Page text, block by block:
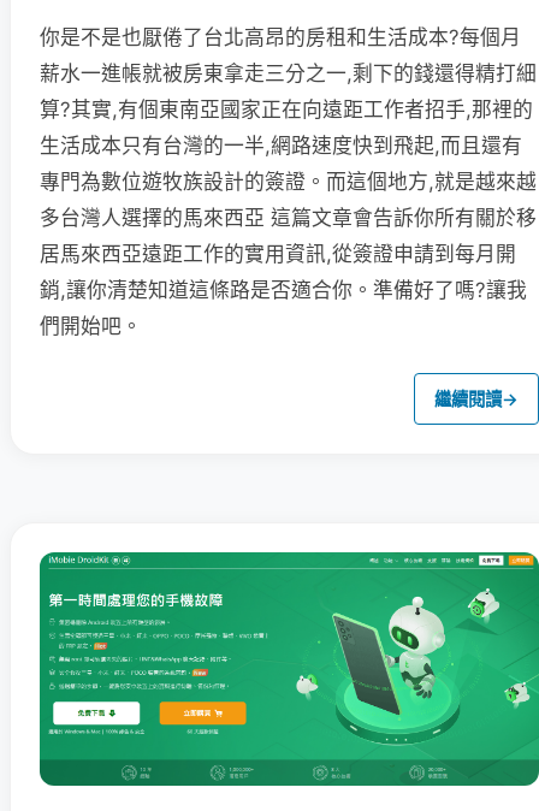
你是不是也厭倦了台北高昂的房租和生活成本?每個月
薪水一進帳就被房東拿走三分之一,剩下的錢還得精打細
算?其實,有個東南亞國家正在向遠距工作者招手,那裡的
生活成本只有台灣的一半,網路速度快到飛起,而且還有
專門為數位遊牧族設計的簽證。而這個地方,就是越來越
多台灣人選擇的馬來西亞 這篇文章會告訴你所有關於移
居馬來西亞遠距工作的實用資訊,從簽證申請到每月開
銷,讓你清楚知道這條路是否適合你。準備好了嗎?讓我
們開始吧。
繼續閱讀→